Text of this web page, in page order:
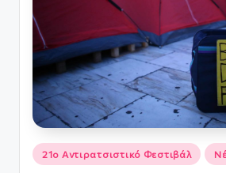
Αναρτήθηκε
σε
21ο Αντιρατσιστικό Φεστιβάλ